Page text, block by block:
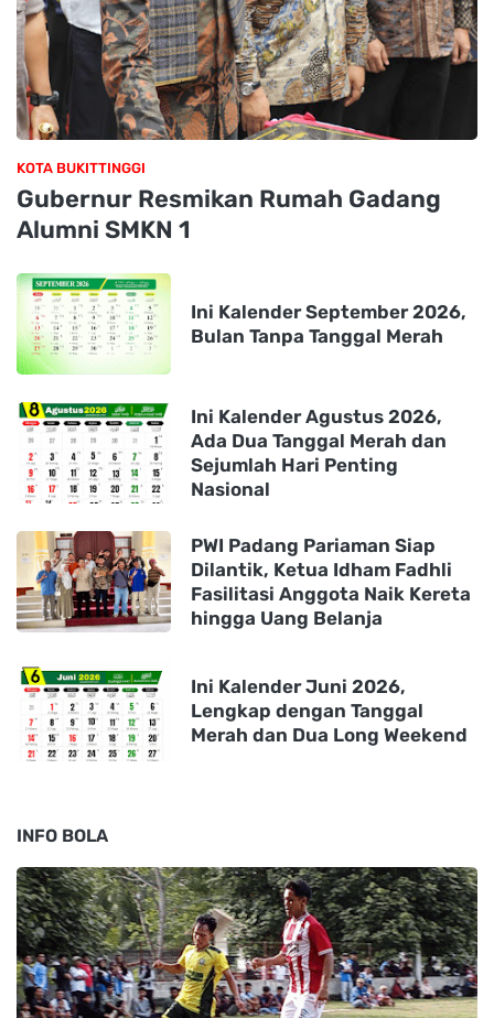
KOTA BUKITTINGGI
Gubernur Resmikan Rumah Gadang
Alumni SMKN 1
Ini Kalender September 2026,
Bulan Tanpa Tanggal Merah
Ini Kalender Agustus 2026,
Ada Dua Tanggal Merah dan
Sejumlah Hari Penting
Nasional
PWI Padang Pariaman Siap
Dilantik, Ketua Idham Fadhli
Fasilitasi Anggota Naik Kereta
hingga Uang Belanja
Ini Kalender Juni 2026,
Lengkap dengan Tanggal
Merah dan Dua Long Weekend
INFO BOLA